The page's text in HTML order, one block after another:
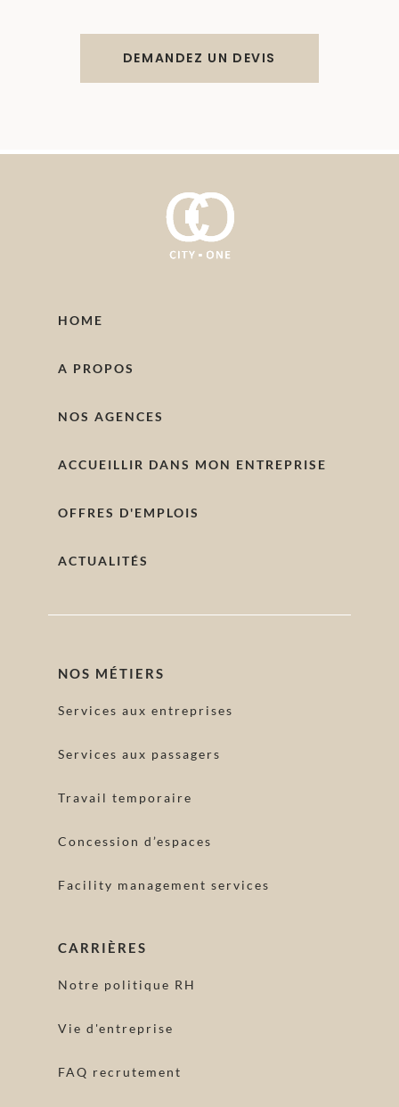
DEMANDEZ UN DEVIS
HOME
A PROPOS
NOS AGENCES
ACCUEILLIR DANS MON ENTREPRISE
OFFRES D'EMPLOIS
ACTUALITÉS
NOS MÉTIERS
Services aux entreprises
Services aux passagers
Travail temporaire
Concession d’espaces
Facility management services
CARRIÈRES
Notre politique RH
Vie d'entreprise
FAQ recrutement